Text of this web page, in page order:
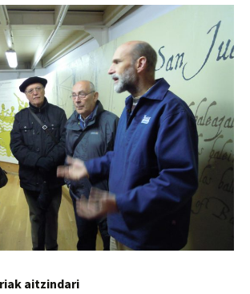
aitzindari